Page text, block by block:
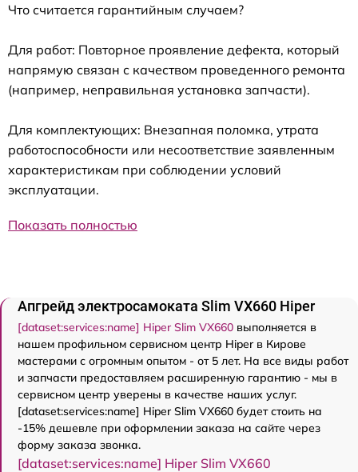
Что считается гарантийным случаем?
Для работ: Повторное проявление дефекта, который
напрямую связан с качеством проведенного ремонта
(например, неправильная установка запчасти).
Для комплектующих: Внезапная поломка, утрата
работоспособности или несоответствие заявленным
характеристикам при соблюдении условий
эксплуатации.
Показать полностью
Апгрейд электросамоката Slim VX660 Hiper
[dataset:services:name] Hiper Slim VX660 выполняется в
нашем профильном сервисном центр Hiper в Кирове
мастерами с огромным опытом - от 5 лет. На все виды работ
и запчасти предоставляем расширенную гарантию - мы в
сервисном центр уверены в качестве наших услуг.
[dataset:services:name] Hiper Slim VX660 будет стоить на
-15% дешевле при оформлении заказа на сайте через
форму заказа звонка.
[dataset:services:name] Hiper Slim VX660